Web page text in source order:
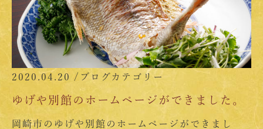
2020.04.20 / ブログカテゴリー
ゆげや別館のホームページができました。
岡崎市のゆげや別館のホームページができまし